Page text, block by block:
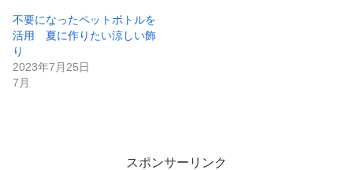
不要になったペットボトルを
活用 夏に作りたい涼しい飾
り
2023年7月25日
7月
スポンサーリンク